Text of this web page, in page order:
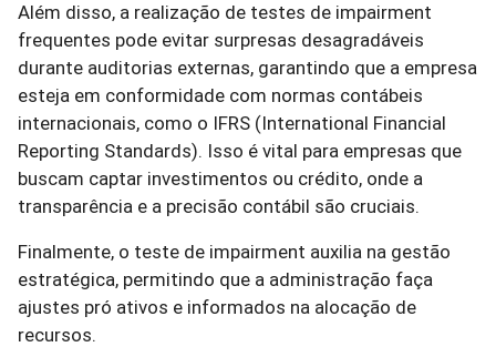
Além disso, a realização de testes de impairment
frequentes pode evitar surpresas desagradáveis
durante auditorias externas, garantindo que a empresa
esteja em conformidade com normas contábeis
internacionais, como o IFRS (International Financial
Reporting Standards). Isso é vital para empresas que
buscam captar investimentos ou crédito, onde a
transparência e a precisão contábil são cruciais.
Finalmente, o teste de impairment auxilia na gestão
estratégica, permitindo que a administração faça
ajustes pró ativos e informados na alocação de
recursos.